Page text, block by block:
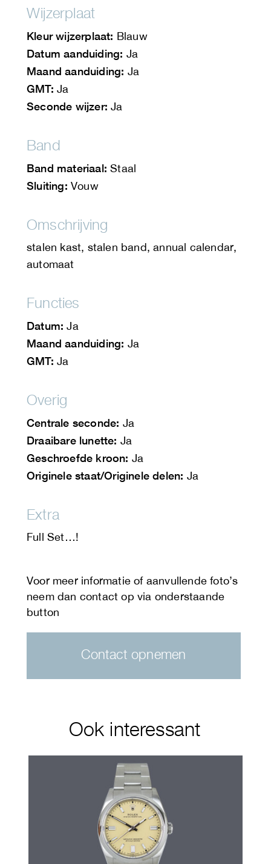
Wijzerplaat
Kleur wijzerplaat: Blauw
Datum aanduiding: Ja
Maand aanduiding: Ja
GMT: Ja
Seconde wijzer: Ja
Band
Band materiaal: Staal
Sluiting: Vouw
Omschrijving
stalen kast, stalen band, annual calendar,
automaat
Functies
Datum: Ja
Maand aanduiding: Ja
GMT: Ja
Overig
Centrale seconde: Ja
Draaibare lunette: Ja
Geschroefde kroon: Ja
Originele staat/Originele delen: Ja
Extra
Full Set…!
Contact opnemen
Ook interessant